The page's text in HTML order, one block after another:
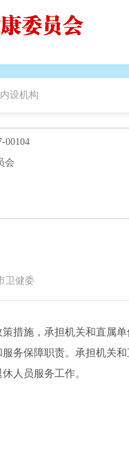
内设机构
00104
会
卫健委
措施，承担机关和直属
务保障职责。 承担机关
人员服务工作。